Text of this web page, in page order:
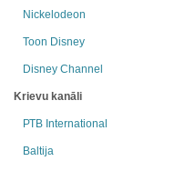
Nickelodeon
Toon Disney
Disney Channel
Krievu kanāli
РТB International
Baltija